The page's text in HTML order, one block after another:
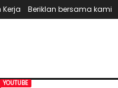
Kerja Beriklan bersama kami
YOUTUBE